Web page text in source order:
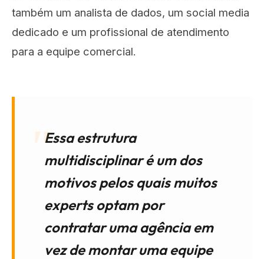
também um analista de dados, um social media
dedicado e um profissional de atendimento
para a equipe comercial.
Essa estrutura
multidisciplinar é um dos
motivos pelos quais muitos
experts optam por
contratar uma agência em
vez de montar uma equipe